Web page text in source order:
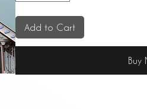
Add to Cart
Buy